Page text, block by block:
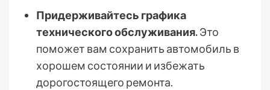
Придерживайтесь графика
технического обслуживания.Это
поможет вам сохранить автомобиль в
хорошем состоянии и избежать
дорогостоящего ремонта.